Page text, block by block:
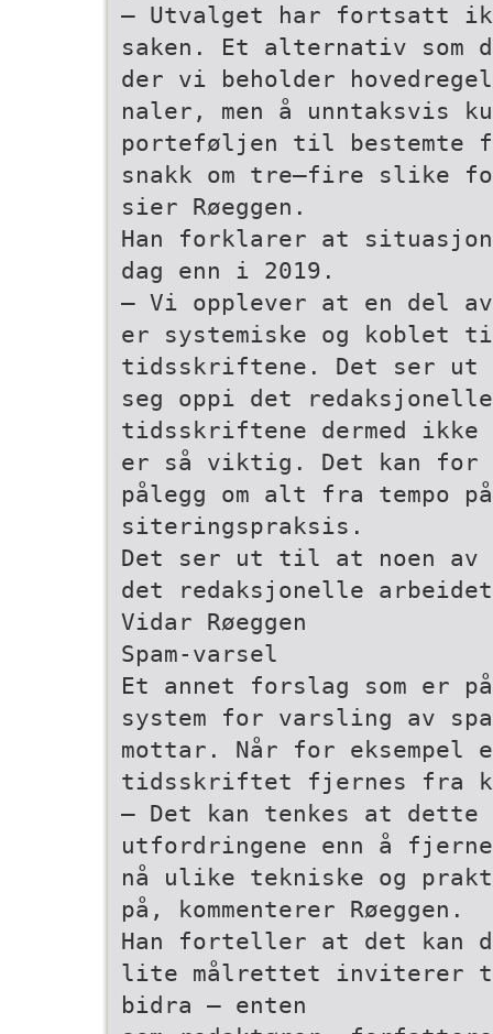
– Utvalget har fortsatt
saken. Et alternativ som
der vi beholder
naler, men å unntaksvis
porteføljen til bestemte
snakk om tre–fire slike
sier Røeggen.
Han forklarer at
dag enn i 2019.
– Vi opplever at en del
er systemiske og koblet
tidsskriftene. Det ser
seg oppi det
tidsskriftene dermed ikke
er så viktig. Det kan for
pålegg om alt fra tempo
siteringspraksis.
Det ser ut til at noen av
det redaksjonelle
Vidar Røeggen
Spam-varsel
Et annet forslag som er
system for varsling av
mottar. Når for eksempel
tidsskriftet fjernes fra
– Det kan tenkes at
utfordringene enn å
nå ulike tekniske og
på, kommenterer Røeggen.
Han forteller at det kan
lite målrettet inviterer
bidra – enten